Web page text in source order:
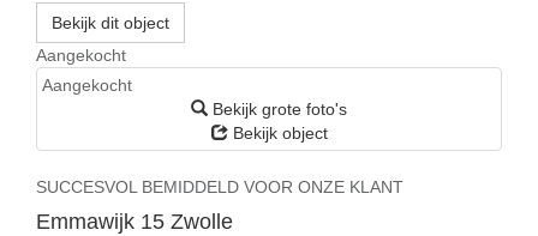
Bekijk dit object
Aangekocht
Aangekocht
Bekijk grote foto's
Bekijk object
SUCCESVOL BEMIDDELD VOOR ONZE KLANT
Emmawijk 15 Zwolle